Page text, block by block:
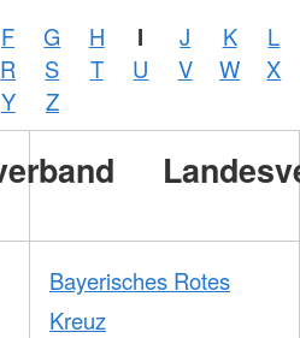
F G H I J K
L
R S T U V W
X
Y
Z
Bayerisches Rotes
Kreuz